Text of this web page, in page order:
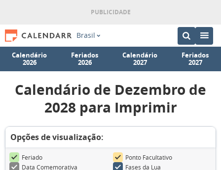
Brasil
Calendário
2026
Feriados
2026
Calendário
2027
Feriados
2027
Calendário de Dezembro de
2028 para Imprimir
Opções de visualização:
Feriado
Ponto Facultativo
Data Comemorativa
Fases da Lua